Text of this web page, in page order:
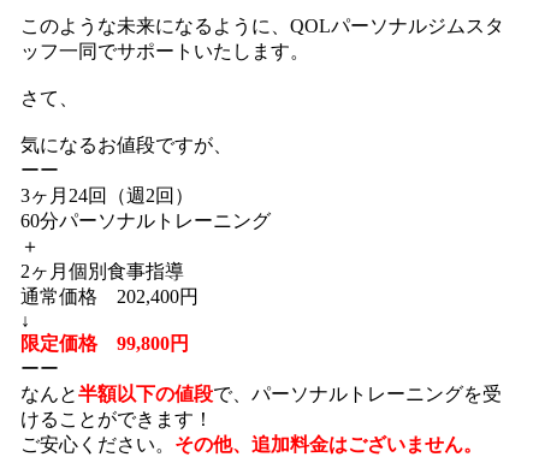
このような未来になるように、QOLパーソナルジムスタ
ッフ一同でサポートいたします。
さて、
気になるお値段ですが、
ーー
3ヶ月24回（週2回）
60分パーソナルトレーニング
＋
2ヶ月個別食事指導
通常価格 202,400円
↓
限定価格 99,800円
ーー
なんと半額以下の値段で、パーソナルトレーニングを受
けることができます！
ご安心ください。 その他、追加料金はございません。